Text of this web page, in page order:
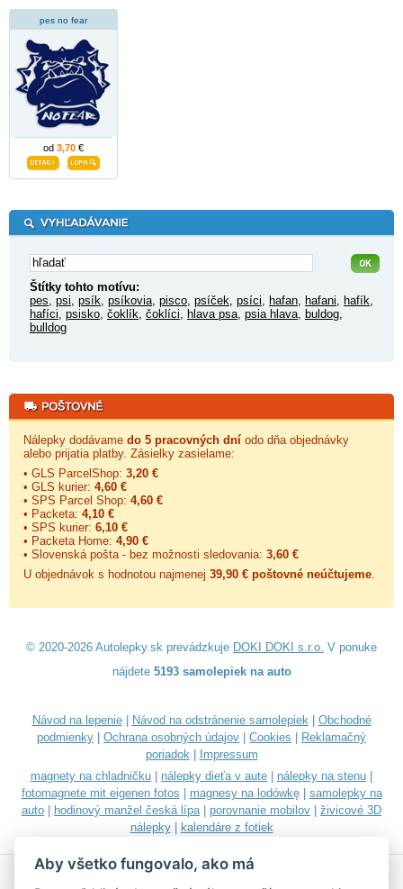
pes no fear
od 3,70 €
Štítky tohto motívu:
pes, psi, psík, psíkovia, pisco, psíček, psíci, hafan, hafani, hafík,
hafíci, psisko, čoklík, čoklíci, hlava psa, psia hlava, buldog,
bulldog
Nálepky dodávame do 5 pracovných dní odo dňa objednávky
alebo prijatia platby. Zásielky zasielame:
• GLS ParcelShop: 3,20 €
• GLS kurier: 4,60 €
• SPS Parcel Shop: 4,60 €
• Packeta: 4,10 €
• SPS kurier: 6,10 €
• Packeta Home: 4,90 €
• Slovenská pošta - bez možnosti sledovania: 3,60 €
U objednávok s hodnotou najmenej 39,90 € poštovné neúčtujeme.
© 2020-2026 Autolepky.sk prevádzkuje DOKI DOKI s.r.o. V ponuke
nájdete 5193 samolepiek na auto
Návod na lepenie| Návod na odstránenie samolepiek| Obchodné
podmienky
Ochrana osobných údajov Cookies
Reklamačný
poriadok|
Impressum
magnety na chladničku
nálepky dieťa v aute nálepky na stenu
fotomagnete mit eigenen fotos
magnesy na lodówkę| samolepky na
auto
hodinový manžel česká lípa| porovnanie mobilov
živicové 3D
nálepky| kalendáre z fotiek
Aby všetko fungovalo, ako má